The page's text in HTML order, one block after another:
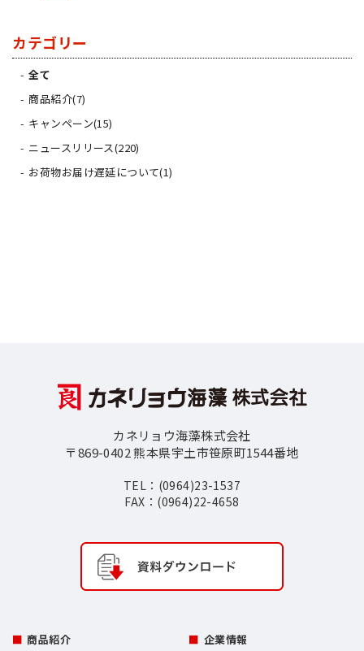
カテゴリー
全て
商品紹介(7)
キャンペーン(15)
ニュースリリース(220)
お荷物お届け遅延について(1)
カネリョウ海藻株式会社
〒869-0402 熊本県宇土市笹原町1544番地
TEL：(0964)23-1537
FAX：(0964)22-4658
商品紹介 企業情報